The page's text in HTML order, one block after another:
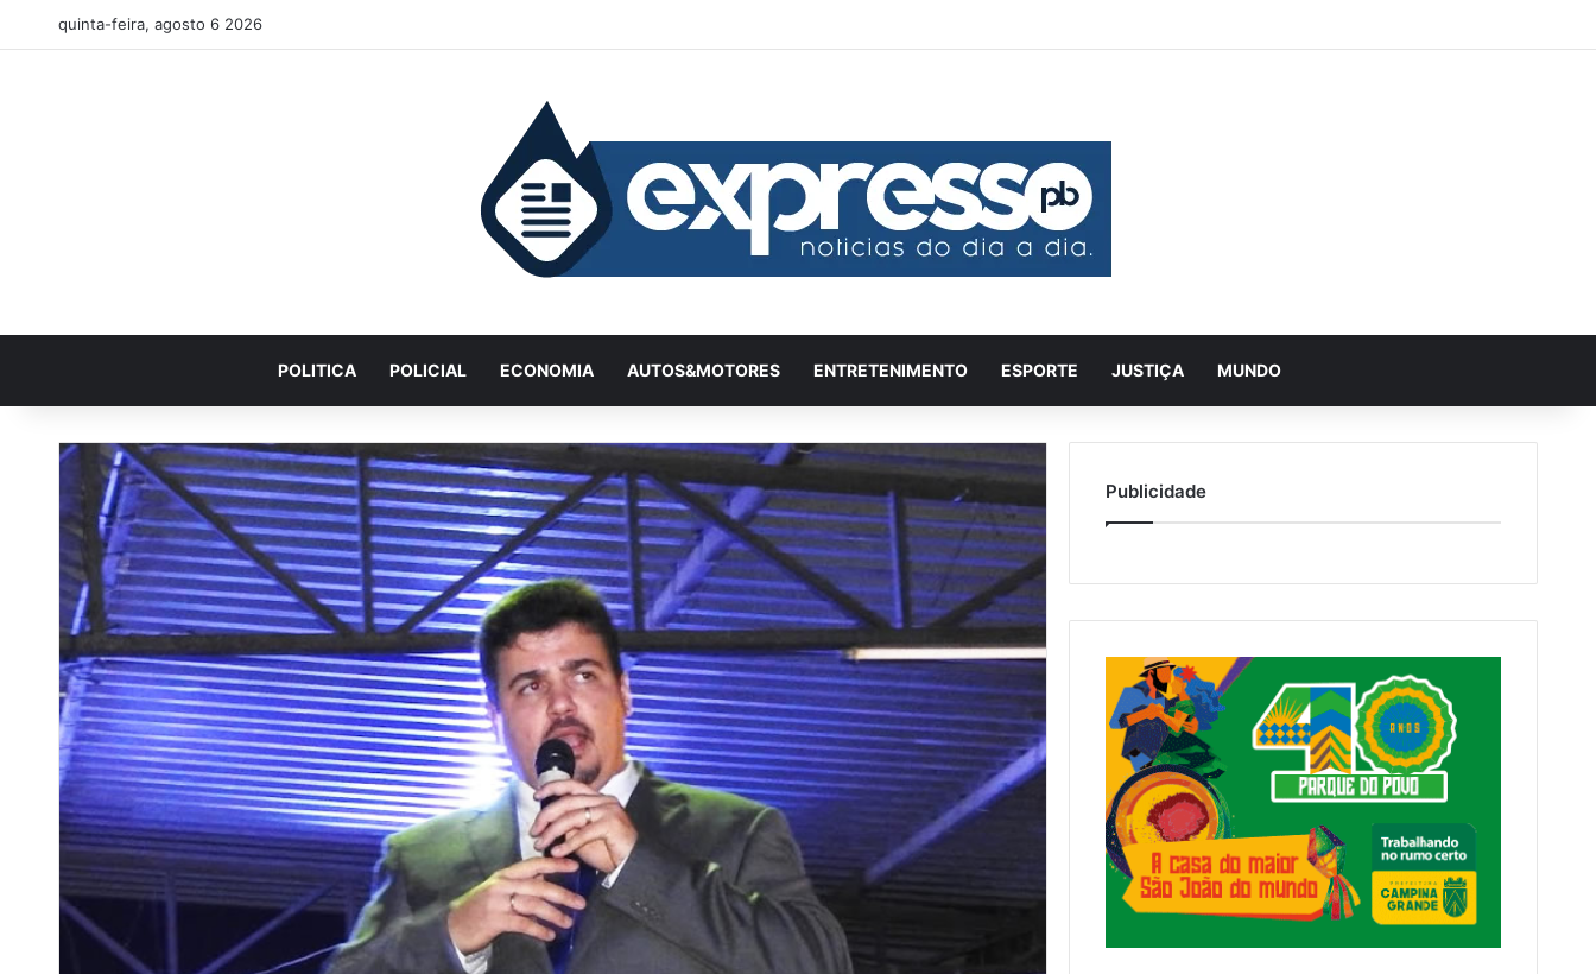
quinta-feira, agosto 6 2026
POLITICA POLICIAL ECONOMIA AUTOS&MOTORES ENTRETENIMENTO ESPORTE JUSTIÇA MUNDO
Publicidade